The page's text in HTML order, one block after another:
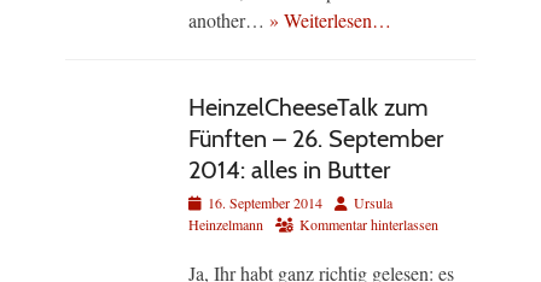
another… » Weiterlesen…
HeinzelCheeseTalk zum
Fünften – 26. September
2014: alles in Butter
Veröffentlicht
am
16. September 2014 AutorUrsula
Heinzelmann
Kommentar hinterlassen
Ja, Ihr habt ganz richtig gelesen: es